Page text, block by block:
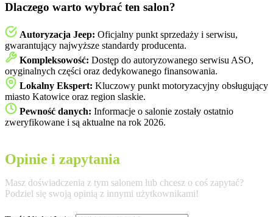
Dlaczego warto wybrać ten salon?
Autoryzacja Jeep: Oficjalny punkt sprzedaży i serwisu,
gwarantujący najwyższe standardy producenta.
Kompleksowość: Dostęp do autoryzowanego serwisu ASO,
oryginalnych części oraz dedykowanego finansowania.
Lokalny Ekspert: Kluczowy punkt motoryzacyjny obsługujący
miasto Katowice oraz region slaskie.
Pewność danych: Informacje o salonie zostały ostatnio
zweryfikowane i są aktualne na rok 2026.
Opinie i zapytania
Masz doświadczenia z tym salonem lub chcesz o coś zapytać?
Podziel się swoją opinią z innymi użytkownikami!